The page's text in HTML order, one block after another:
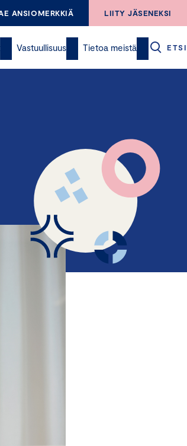
ANSIOMERKKIÄ LIITY JÄSENEKSI
Vastuullisuus Tietoa meistä ETSI